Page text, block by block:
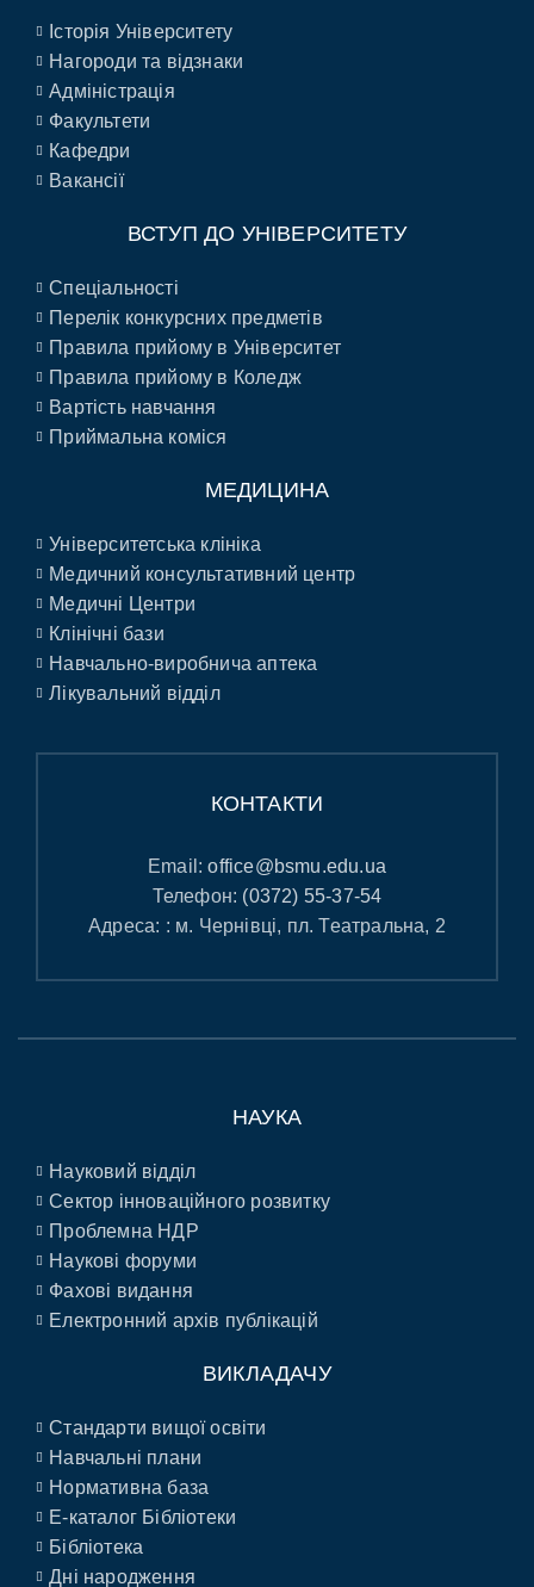
Історія Університету
Нагороди та відзнаки
Адміністрація
Факультети
Кафедри
Вакансії
ВСТУП ДО УНІВЕРСИТЕТУ
Спеціальності
Перелік конкурсних предметів
Правила прийому в Університет
Правила прийому в Коледж
Вартість навчання
Приймальна коміся
МЕДИЦИНА
Університетська клініка
Медичний консультативний центр
Медичні Центри
Клінічні бази
Навчально-виробнича аптека
Лікувальний відділ
КОНТАКТИ
Email:office@bsmu.edu.ua
Телефон: (0372) 55-37-54
Адреса: : м. Чернівці, пл. Театральна, 2
НАУКА
Науковий відділ
Сектор інноваційного розвитку
Проблемна НДР
Наукові форуми
Фахові видання
Електронний архів публікацій
ВИКЛАДАЧУ
Стандарти вищої освіти
Навчальні плани
Нормативна база
E-каталог Бібліотеки
Бібліотека
Дні народження